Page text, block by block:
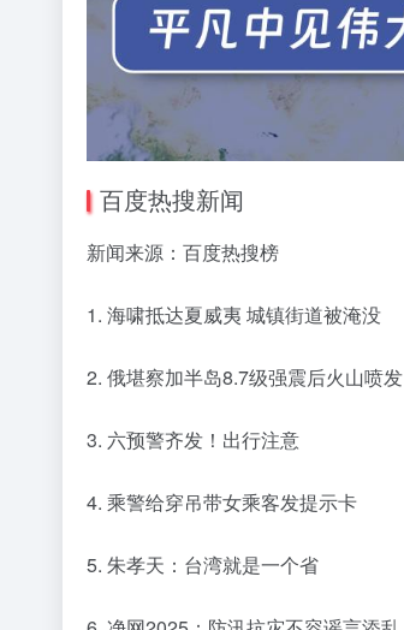
百度热搜新闻
新闻来源：百度热搜榜
1. 海啸抵达夏威夷 城镇街道被淹没
2. 俄堪察加半岛8.7级强震后火山喷发
3. 六预警齐发！出行注意
4. 乘警给穿吊带女乘客发提示卡
5. 朱孝天：台湾就是一个省